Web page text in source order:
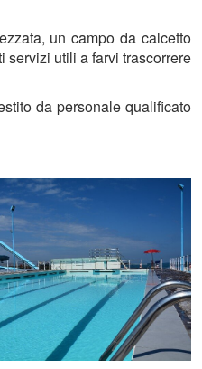
un campo da calcetto
utili a farvi trascorrere
da personale qualificato